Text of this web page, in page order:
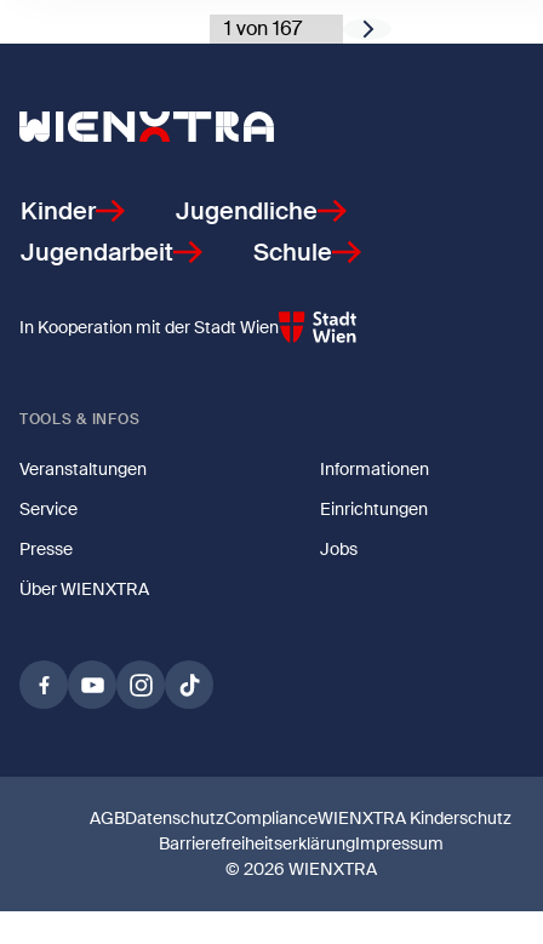
Wähle eine Seite aus der Pagination
Weiter
Zurück zur Startseite
Kinder
Jugendliche
Jugendarbeit
Schule
In Kooperation mit der Stadt Wien
TOOLS & INFOS
Veranstaltungen
Informationen
Service
Einrichtungen
Presse
Jobs
Über WIENXTRA
© 2026 WIENXTRA
AGBDatenschutzComplianceWIENXTRA Kinderschutz
BarrierefreiheitserklärungImpressum